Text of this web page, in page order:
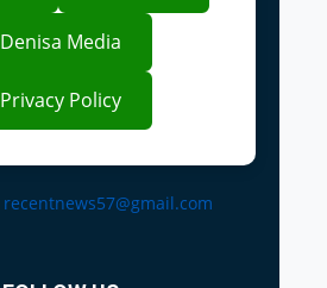
Denisa Media
Privacy Policy
recentnews57@gmail.com